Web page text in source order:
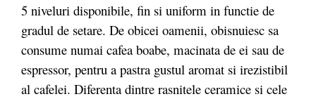
5 niveluri disponibile, fin si uniform in functie de
gradul de setare. De obicei oamenii, obisnuiesc sa
consume numai cafea boabe, macinata de ei sau de
espressor, pentru a pastra gustul aromat si irezistibil
al cafelei. Diferenta dintre rasnitele ceramice si cele